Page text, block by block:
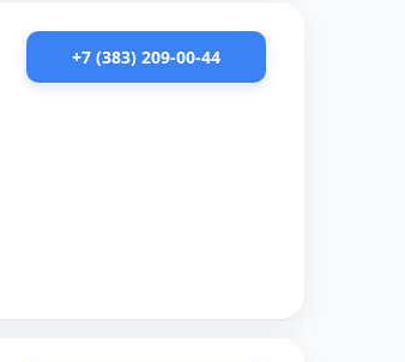
+7 (383) 209-00-44